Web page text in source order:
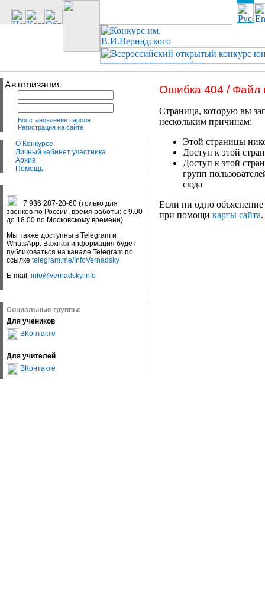
Восстановление пароля
Регистрация на сайте
О Конкурсе
Личный кабинет участника
Архив
Помощь
+7 936 287-20-60 (только для
звонков по России, время работы: с 9.00
до 18.00 по Московскому времени)
Мы также доступны в Telegram и
WhatsApp. Важная информация будет
публиковаться на канале Telegram по
ссылке telegram.me/InfoVernadsky
E-mail: info@vernadsky.info
Социальные группы:
Для учеников
ВКонтакте
Для учителей
ВКонтакте
Ошибка 404 / Файл
Страница, которую вы
нескольким причинам:
Этой страницы
Доступ к этой
Доступ к этой
групп
сюда
Если ни одно объяснение
при помощи карты сайта.